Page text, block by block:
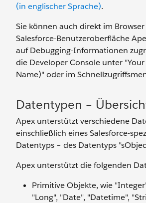
(in englischer Sprache).
Sie können auch direkt im
Salesforce-Benutzeroberfläche
auf Debugging-Informationen
die Developer Console unter
Name)" oder im
Datentypen –
Apex unterstützt verschiedene
einschließlich eines Salesforce-
Datentyps – des Datentyps
Apex unterstützt die folgenden
Primitive Objekte, wie
"Long", "Date", "Datetime",